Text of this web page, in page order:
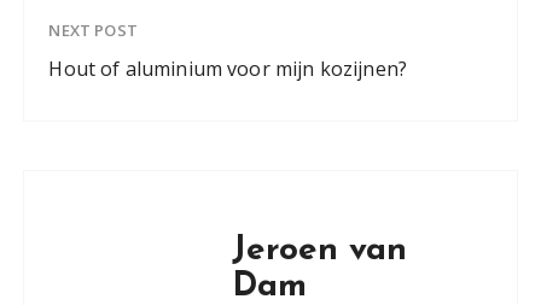
NEXT POST
Hout of aluminium voor mijn kozijnen?
Jeroen van
Dam